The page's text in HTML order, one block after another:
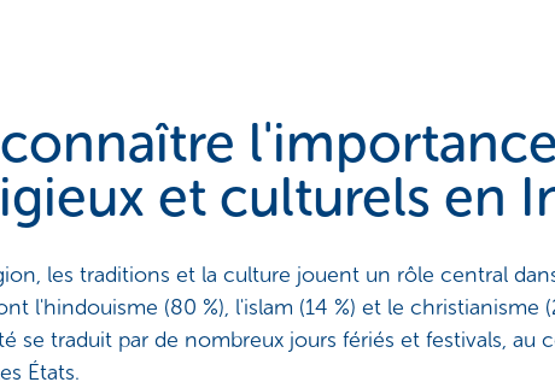
et culturels en
les traditions et la culture jouent un rôle central
l'hindouisme (80 %), l'islam (14 %) et le
se traduit par de nombreux jours fériés et festivals,
États.